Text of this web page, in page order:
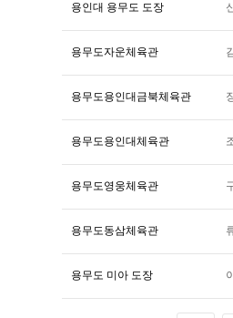
용인대 용무도 도장
용무도자운체육관
용무도용인대금북체육관
용무도용인대체육관
용무도영웅체육관
용무도동삼체육관
용무도 미아 도장